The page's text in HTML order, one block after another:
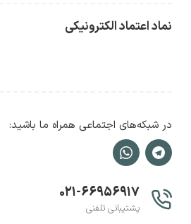
نماد اعتماد الکترونیکی
در شبکه‌های اجتماعی همراه ما باشید:
۰۲۱-۶۶۹۵۶۹۱۷
پشتیبانی تلفنی